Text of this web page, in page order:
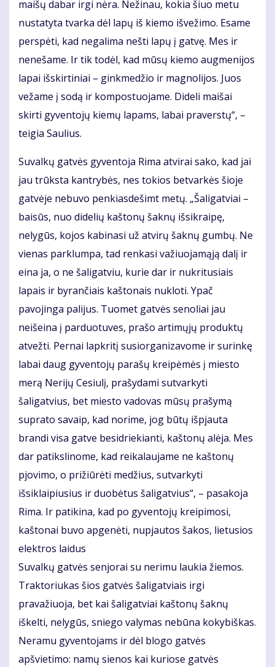
maišų dabar irgi nėra. Nežinau, kokia šiuo metu
nustatyta tvarka dėl lapų iš kiemo išvežimo. Esame
perspėti, kad negalima nešti lapų į gatvę. Mes ir
nenešame. Ir tik todėl, kad mūsų kiemo augmenijos
lapai išskirtiniai – ginkmedžio ir magnolijos. Juos
vežame į sodą ir kompostuojame. Dideli maišai
skirti gyventojų kiemų lapams, labai praverstų“, –
teigia Saulius.
Suvalkų gatvės gyventoja Rima atvirai sako, kad jai
jau trūksta kantrybės, nes tokios betvarkės šioje
gatvėje nebuvo penkiasdešimt metų. „Šaligatviai –
baisūs, nuo didelių kaštonų šaknų išsikraipę,
nelygūs, kojos kabinasi už atvirų šaknų gumbų. Ne
vienas parklumpa, tad renkasi važiuojamąją dalį ir
eina ja, o ne šaligatviu, kurie dar ir nukritusiais
lapais ir byrančiais kaštonais nukloti. Ypač
pavojinga palijus. Tuomet gatvės senoliai jau
neišeina į parduotuves, prašo artimųjų produktų
atvežti. Pernai lapkritį susiorganizavome ir surinkę
labai daug gyventojų parašų kreipėmės į miesto
merą Nerijų Cesiulį, prašydami sutvarkyti
šaligatvius, bet miesto vadovas mūsų prašymą
suprato savaip, kad norime, jog būtų išpjauta
brandi visa gatve besidriekianti, kaštonų alėja. Mes
dar patikslinome, kad reikalaujame ne kaštonų
pjovimo, o prižiūrėti medžius, sutvarkyti
išsiklaipiusius ir duobėtus šaligatvius“, – pasakoja
Rima. Ir patikina, kad po gyventojų kreipimosi,
kaštonai buvo apgenėti, nupjautos šakos, lietusios
elektros laidus
Suvalkų gatvės senjorai su nerimu laukia žiemos.
Traktoriukas šios gatvės šaligatviais irgi
pravažiuoja, bet kai šaligatviai kaštonų šaknų
iškelti, nelygūs, sniego valymas nebūna kokybiškas.
Neramu gyventojams ir dėl blogo gatvės
apšvietimo: namų sienos kai kuriose gatvės